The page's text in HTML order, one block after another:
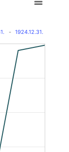
- 1924.12.31.